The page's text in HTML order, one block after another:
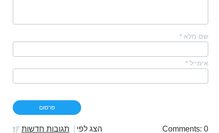
שם מלא *
אימייל *
Comments: 0 הצג לפי תגובות חדשות